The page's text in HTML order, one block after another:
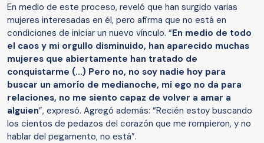
En medio de este proceso, reveló que han surgido varias
mujeres interesadas en él, pero afirma que no está en
condiciones de iniciar un nuevo vínculo. “En medio de todo
el caos y mi orgullo disminuido, han aparecido muchas
mujeres que abiertamente han tratado de
conquistarme (...) Pero no, no soy nadie hoy para
buscar un amorío de medianoche, mi ego no da para
relaciones, no me siento capaz de volver a amar a
alguien”, expresó. Agregó además: “Recién estoy buscando
los cientos de pedazos del corazón que me rompieron, y no
hablar del pegamento, no está”.